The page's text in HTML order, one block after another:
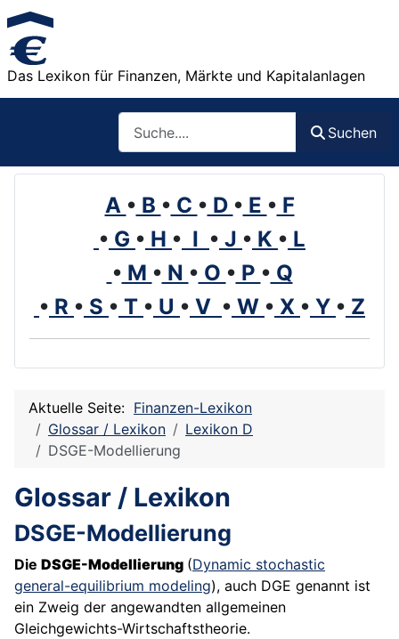
Das Lexikon für Finanzen, Märkte und Kapitalanlagen
Suchen
A • B • C • D • E • F
• G • H • I • J • K • L
• M • N • O • P • Q
• R • S • T • U • V • W • X • Y • Z
Aktuelle Seite: Finanzen-Lexikon
Glossar / Lexikon
Lexikon D
DSGE-Modellierung
Glossar / Lexikon
DSGE-Modellierung
Die DSGE-Modellierung (Dynamic stochastic
general-equilibrium modeling), auch DGE genannt ist
ein Zweig der angewandten allgemeinen
Gleichgewichts-Wirtschaftstheorie.